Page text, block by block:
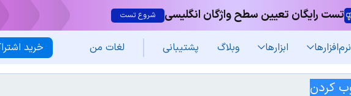
تست رایگان تعیین سطح واژگان انگلیسی شروع تست
خرید نرم‌افزار‌ها ابزارها وبلاگ پشتیبانی لغات من